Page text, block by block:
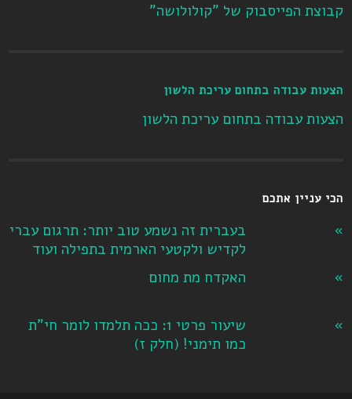
קבוצת הפייסבוק של "קולולושה"
הצעות עבודה בתחום עריכת הלשון
הצעות עבודה בתחום עריכת הלשון
הכי עניין אתכם
בעברית זה נשמע טוב יותר: תרגום עברי
לקדיש ולקטעי הארמית בתפילה ועוד
האקדח מת מחום
שיעור פרטי 1: ככה תלמדו לומר חי"ת
כמו תימני! ‏(חלק ז‏)